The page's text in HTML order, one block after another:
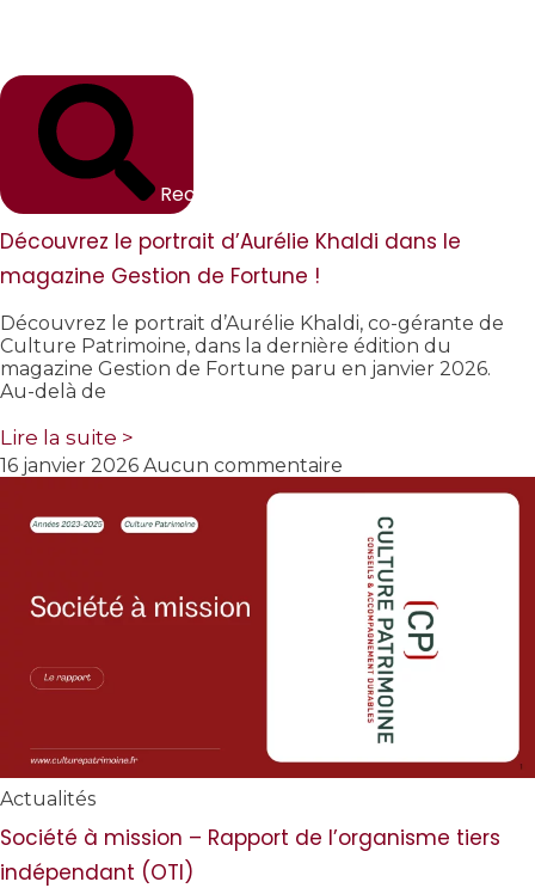
Rechercher
Découvrez le portrait d’Aurélie Khaldi dans le
magazine Gestion de Fortune !
Découvrez le portrait d’Aurélie Khaldi, co-gérante de
Culture Patrimoine, dans la dernière édition du
magazine Gestion de Fortune paru en janvier 2026.
Au-delà de
Lire la suite >
16 janvier 2026 Aucun commentaire
Actualités
Société à mission – Rapport de l’organisme tiers
indépendant (OTI)